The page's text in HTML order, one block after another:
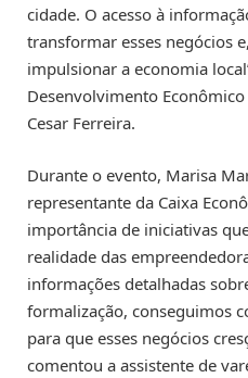
cidade. O acesso à
transformar esses negócios
impulsionar a economia
Desenvolvimento
Cesar Ferreira.
Durante o evento, Marisa
representante da Caixa
importância de iniciativas
realidade das
informações detalhadas
formalização, conseguimos
para que esses negócios
comentou a assistente de